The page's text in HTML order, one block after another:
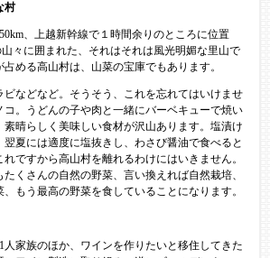
村
、上越新幹線で１時間余りのところに位置
山々に囲まれた、それはそれは風光明媚な里山で
める高山村は、山菜の宝庫でもあります。
ビなどなど。そうそう、これを忘れてはいけませ
コ。うどんの子や肉と一緒にバーベキューで焼い
晴らしく美味しい食材が沢山あります。塩漬け
夏には適度に塩抜きし、わさび醤油で食べると
ですから高山村を離れるわけにはいきません。
くさんの自然の野菜、言い換えれば自然栽培、
もう最高の野菜を食していることになります。
人家族のほか、ワインを作りたいと移住してきた